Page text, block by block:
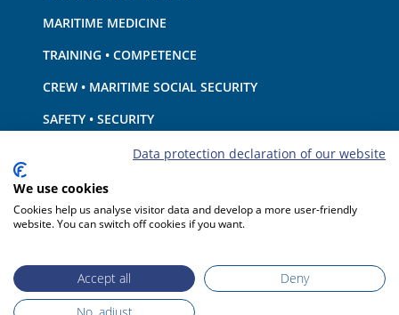
MARITIME MEDICINE
TRAINING • COMPETENCE
CREW • MARITIME SOCIAL SECURITY
SAFETY • SECURITY
SHIP · EQUIPMENT
ENVIRONMENTAL PROTECTION • CLIMATE
LIABILITY • FINANCIAL MATTERS
Data protection declaration of our website
We use cookies
Cookies help us analyse visitor data and develop a more user-friendly
website. You can switch off cookies if you want.
Accept all
Deny